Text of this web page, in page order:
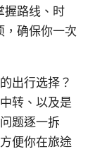
握路线、时
，确保你一次
出行选择？
转、以及是
题逐一拆
便你在旅途